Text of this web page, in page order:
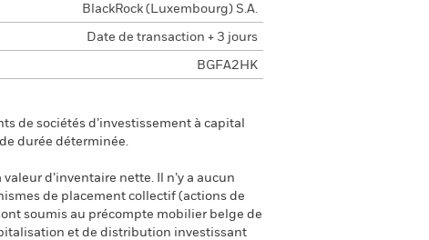
BlackRock (Luxembourg) S.A.
Date de transaction + 3 jours
BGFA2HK
de sociétés d’investissement à capital
durée déterminée.
d’inventaire nette. Il n’y a aucun
de placement collectif (actions de
soumis au précompte mobilier belge de
et de distribution investissant